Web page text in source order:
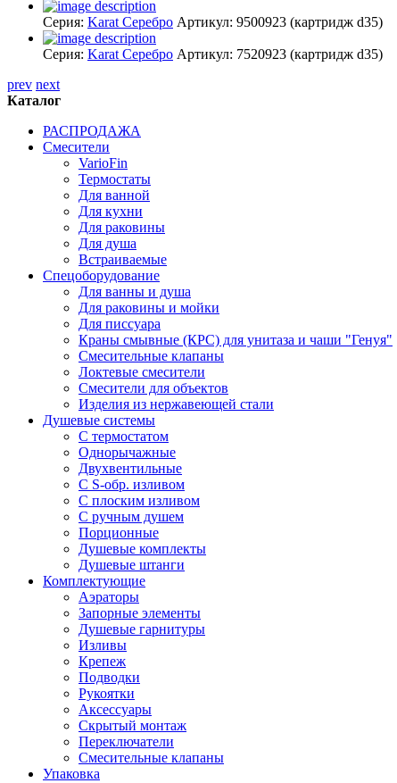
Серия: Karat Серебро Артикул: 9500923 (картридж d35)
Серия: Karat Серебро Артикул: 7520923 (картридж d35)
prev next
Каталог
РАСПРОДАЖА
Смесители
VarioFin
Термостаты
Для ванной
Для кухни
Для раковины
Для душа
Встраиваемые
Спецоборудование
Для ванны и душа
Для раковины и мойки
Для писсуара
Краны смывные (КРС) для унитаза и чаши "Генуя"
Смесительные клапаны
Локтевые смесители
Смесители для объектов
Изделия из нержавеющей стали
Душевые системы
С термостатом
Однорычажные
Двухвентильные
С S-обр. изливом
С плоским изливом
С ручным душем
Порционные
Душевые комплекты
Душевые штанги
Комплектующие
Аэраторы
Запорные элементы
Душевые гарнитуры
Изливы
Крепеж
Подводки
Рукоятки
Аксессуары
Скрытый монтаж
Переключатели
Смесительные клапаны
Упаковка